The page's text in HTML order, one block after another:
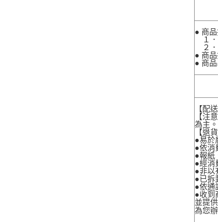
● 商
１．
２．
● 商
● 商
【配
【注
為主。
【退
●易於
●依消
●報紙
●經消
●非以
●已拆
●依通
●收到
並提
為您